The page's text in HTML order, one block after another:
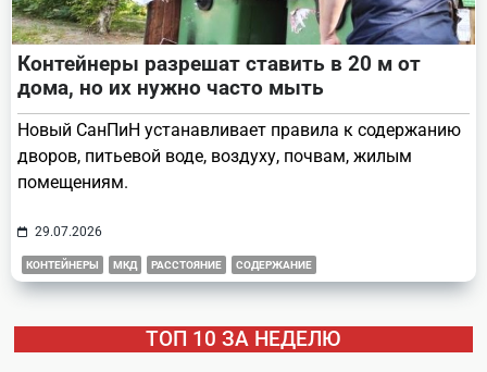
Контейнеры разрешат ставить в 20 м от
дома, но их нужно часто мыть
Новый СанПиН устанавливает правила к содержанию
дворов, питьевой воде, воздуху, почвам, жилым
помещениям.
29.07.2026
КОНТЕЙНЕРЫ МКД РАССТОЯНИЕ СОДЕРЖАНИЕ
ТОП 10 ЗА НЕДЕЛЮ